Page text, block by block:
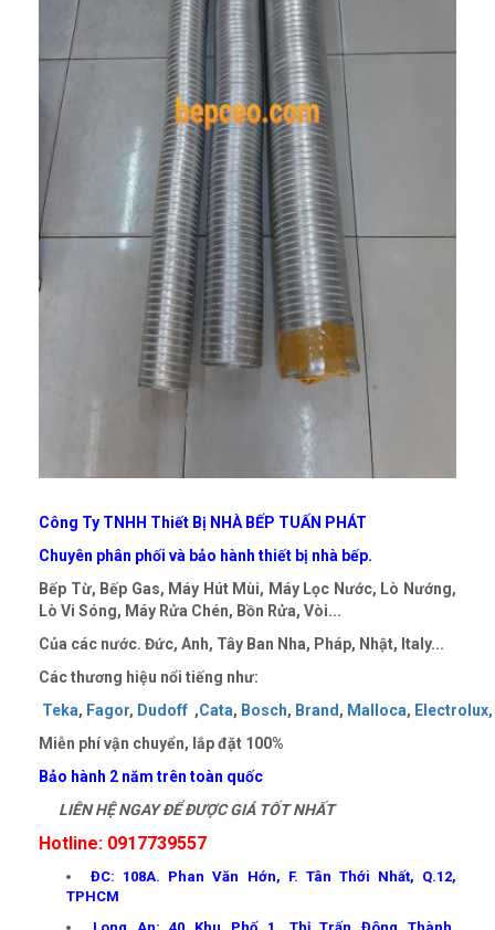
Công Ty TNHH Thiết Bị NHÀ BẾP TUẤN PHÁT
Chuyên phân phối và bảo hành thiết bị nhà bếp.
Bếp Từ, Bếp Gas, Máy Hút Mùi, Máy Lọc Nước, Lò Nướng,
Lò Vi Sóng, Máy Rửa Chén, Bồn Rửa, Vòi...
Của các nước. Đức, Anh, Tây Ban Nha, Pháp, Nhật, Italy...
Các thương hiệu nổi tiếng như:
Teka, Fagor, Dudoff ,Cata, Bosch, Brand, Malloca, Electrolux,
Miễn phí vận chuyển, lắp đặt 100%
Bảo hành 2 năm trên toàn quốc
LIÊN HỆ NGAY ĐỂ ĐƯỢC GIÁ TỐT NHẤT
Hotline: 0917739557
ĐC: 108A. Phan Văn Hớn, F. Tân Thới Nhất, Q.12,
TPHCM